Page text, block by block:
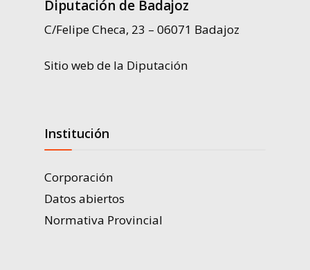
Diputación de Badajoz
C/Felipe Checa, 23 – 06071 Badajoz
Sitio web de la Diputación
Institución
Corporación
Datos abiertos
Normativa Provincial